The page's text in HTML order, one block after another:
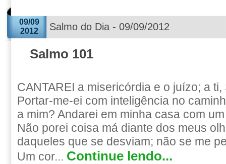
09/09
2012
Salmo do Dia - 09/09/2012
Salmo 101
CANTAREI a misericórdia e o juízo; a
Portar-me-ei com inteligência no
a mim? Andarei em minha casa com
Não porei coisa má diante dos meus
daqueles que se desviam; não se me
Um cor... Continue lendo...